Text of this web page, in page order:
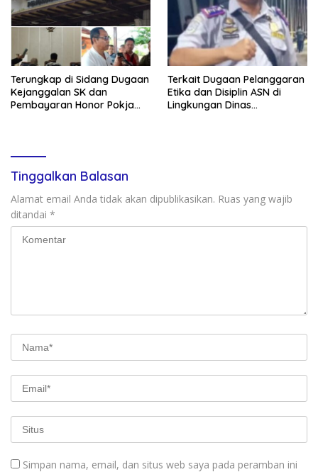
Terungkap di Sidang Dugaan
Kejanggalan SK dan
Pembayaran Honor Pokja
Terkait Dugaan Pelanggaran
Etika dan Disiplin ASN di
Lingkungan Dinas
Tinggalkan Balasan
Alamat email Anda tidak akan dipublikasikan. Ruas yang wajib
ditandai *
Simpan nama, email, dan situs web saya pada peramban ini